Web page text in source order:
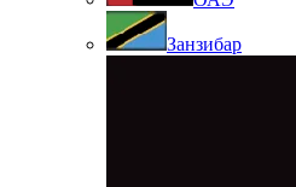
Занзибар